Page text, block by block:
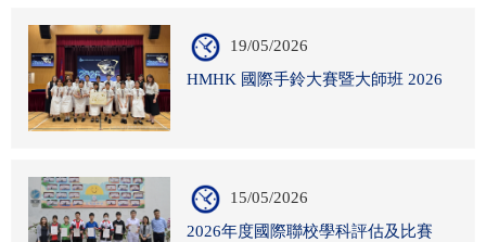
19/05/2026
HMHK 國際手鈴大賽暨大師班 2026
15/05/2026
2026年度國際聯校學科評估及比賽